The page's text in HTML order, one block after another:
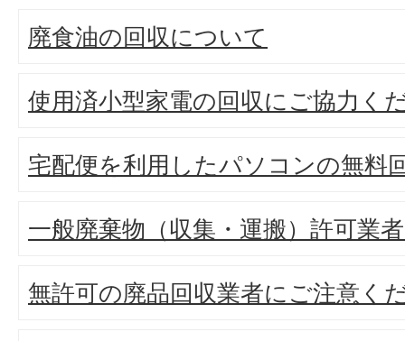
廃食油の回収について
使用済小型家電の回収にご協力く
宅配便を利用したパソコンの無料
一般廃棄物（収集・運搬）許可業
無許可の廃品回収業者にご注意く